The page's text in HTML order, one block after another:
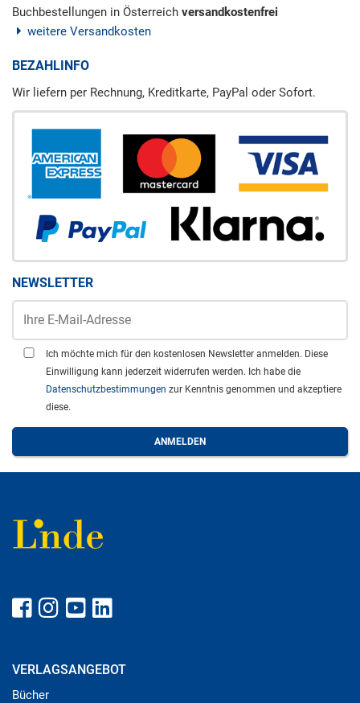
Buchbestellungen in Österreich versandkostenfrei
weitere Versandkosten
BEZAHLINFO
Wir liefern per Rechnung, Kreditkarte, PayPal oder Sofort.
NEWSLETTER
Ich möchte mich für den kostenlosen Newsletter anmelden. Diese
Einwilligung kann jederzeit widerrufen werden. Ich habe die
Datenschutzbestimmungen zur Kenntnis genommen und akzeptiere
diese.
VERLAGSANGEBOT
Bücher